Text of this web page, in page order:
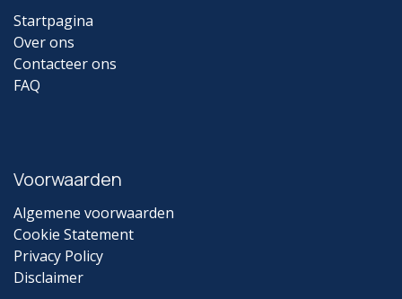
Startpagina
Over ons
Contacteer ons
FAQ
Voorwaarden
Algemene voorwaarden
Cookie Statement
Privacy Policy
Disclaimer